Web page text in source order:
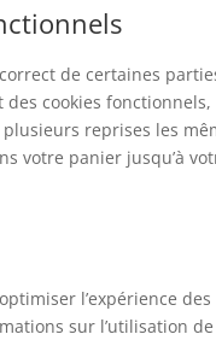
de certaines
cookies
plusieurs reprises les
votre panier jusqu’à
l’expérience
sur l’utilisation